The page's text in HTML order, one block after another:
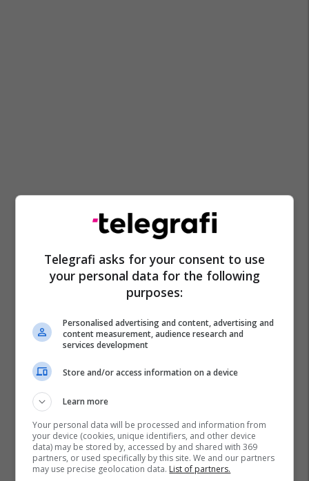
Shkupi Qentë Endacak Bashkia E Shkupit
Telegrafi asks for your consent to use
your personal data for the following
purposes:
Personalised advertising and content, advertising and
content measurement, audience research and
services development
Store and/or access information on a device
Learn more
Your personal data will be processed and information from
your device (cookies, unique identifiers, and other device
data) may be stored by, accessed by and shared with 369
partners, or used specifically by this site. We and our partners
may use precise geolocation data. List of partners.